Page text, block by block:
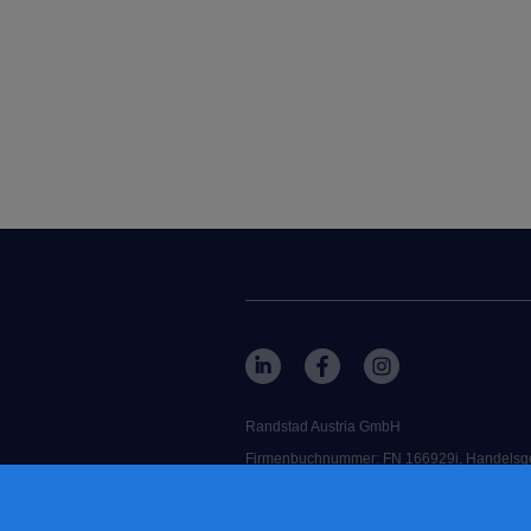
Randstad Austria GmbH
Firmenbuchnummer: FN 166929i,